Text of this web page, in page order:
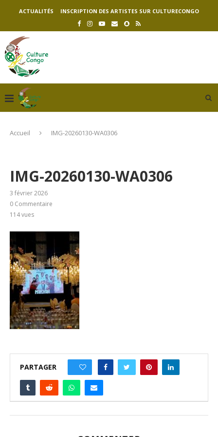
ACTUALITÉS INSCRIPTION DES ARTISTES SUR CULTURECONGO
Accueil IMG-20260130-WA0306
IMG-20260130-WA0306
3 février 2026
0 Commentaire
114vues
PARTAGER